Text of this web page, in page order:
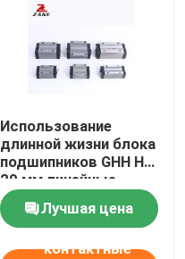
Использование
длинной жизни блока
подшипников GHH HA
20 мм линейные
рельсы HGH35
Лучшая цена
контактные